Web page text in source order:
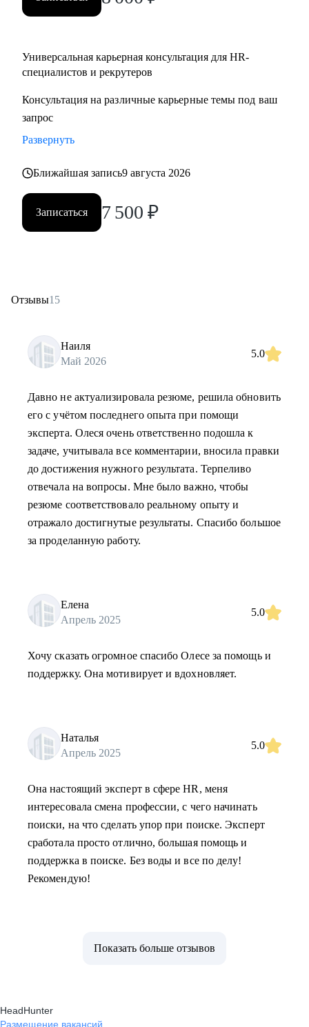
Partner;
Универсальная карьерная консультация для HR-
специалистов и рекрутеров
Консультация на различные карьерные темы под ваш
запрос
Развернуть
Ближайшая запись9 августа 2026
Записаться 7 500 ₽
Отзывы15
Наиля
Май 2026
5.0
Давно не актуализировала резюме, решила обновить
его с учётом последнего опыта при помощи
эксперта. Олеся очень ответственно подошла к
задаче, учитывала все комментарии, вносила правки
до достижения нужного результата. Терпеливо
отвечала на вопросы. Мне было важно, чтобы
резюме соответствовало реальному опыту и
отражало достигнутые результаты. Спасибо большое
за проделанную работу.
Елена
Апрель 2025
5.0
Хочу сказать огромное спасибо Олесе за помощь и
поддержку. Она мотивирует и вдохновляет.
Наталья
Апрель 2025
5.0
Она настоящий эксперт в сфере HR, меня
интересовала смена профессии, с чего начинать
поиски, на что сделать упор при поиске. Эксперт
сработала просто отлично, большая помощь и
поддержка в поиске. Без воды и все по делу!
Рекомендую!
Показать больше отзывов
HeadHunter
Размещение вакансий